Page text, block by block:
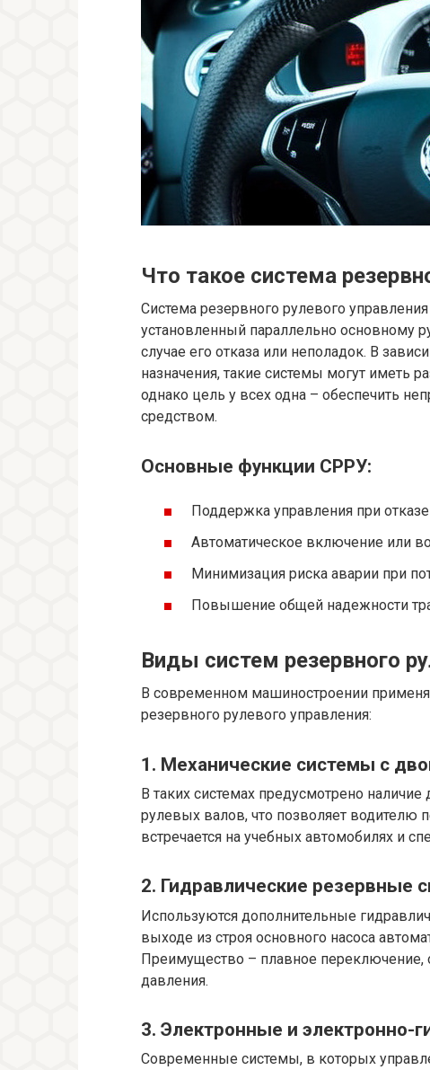
Что такое система
Система резервного рулевого
установленный параллельно основному
случае его отказа или неполадок. В
назначения, такие системы могут иметь
однако цель у всех одна – обеспечить
средством.
Основные функции СРРУ:
Поддержка управления при
Автоматическое включение или
Минимизация риска аварии при
Повышение общей надежности
Виды систем резервного
В современном машиностроении
резервного рулевого управления:
1. Механические системы с
В таких системах предусмотрено
рулевых валов, что позволяет
встречается на учебных автомобилях и
2. Гидравлические резервные
Используются дополнительные
выходе из строя основного насоса
Преимущество – плавное переключение,
давления.
3. Электронные и электронно-
Современные системы, в которых